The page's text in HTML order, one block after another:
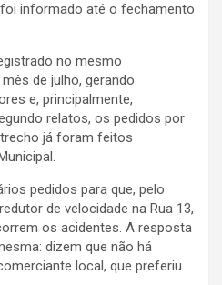
informado até o fechamento
no mesmo
de julho, gerando
e, principalmente,
relatos, os pedidos por
já foram feitos
pedidos para que, pelo
de velocidade na Rua 13,
os acidentes. A resposta
dizem que não há
local, que preferiu